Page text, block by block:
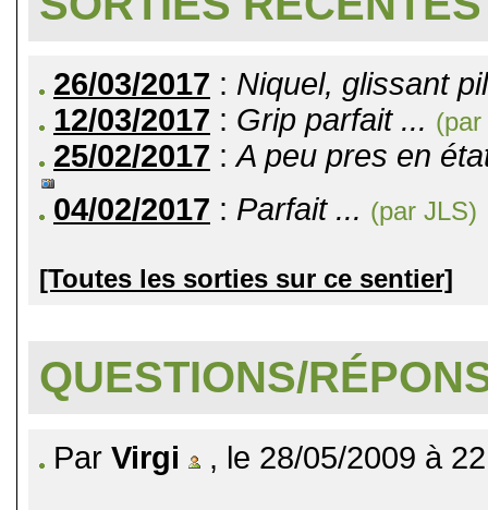
26/03/2017 : Niquel, glissant
12/03/2017 : Grip parfait ...
25/02/2017 :A peu pres en
04/02/2017 : Parfait ... (par JLS)
[Toutes les sorties sur ce sentier]
QUESTIONS/
Par Virgi , le 28/05/2009 à